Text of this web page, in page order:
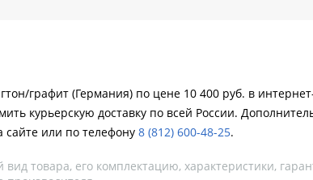
графит (Германия) по цене 10 400 руб. в
курьерскую доставку по всей России.
или по телефону 8 (812) 600-48-25.
товара, его комплектацию, характеристики,